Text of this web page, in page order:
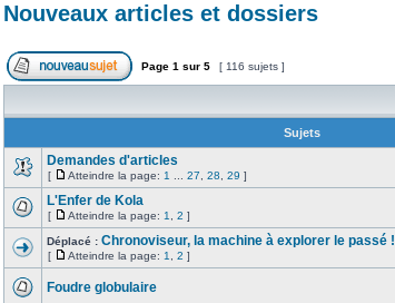
Nouveaux articles et dossiers
Page 1 sur 5 [ 116 sujets ]
Sujets
Demandes d'articles
[ Atteindre la page: 1 27 28 29 ]
L'Enfer de Kola
[ Atteindre la page: 1 2 ]
Déplacé : Chronoviseur, la machine à explorer le passé !
[ Atteindre la page: 1 2 ]
Foudre globulaire